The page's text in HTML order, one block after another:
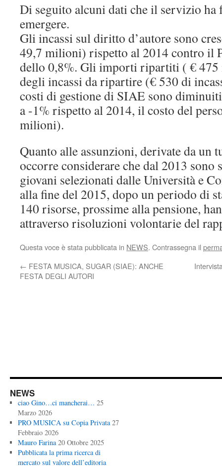
Di seguito alcuni dati che il servizio ha
emergere.
Gli incassi sul diritto d’autore sono
49,7 milioni) rispetto al 2014 contro il
dello 0,8%. Gli importi ripartiti ( €
degli incassi da ripartire (€ 530 di
costi di gestione di SIAE sono
a -1% rispetto al 2014, il costo del
milioni).
Quanto alle assunzioni, derivate da un
occorre considerare che dal 2013 sono
giovani selezionati dalle Università e
alla fine del 2015, dopo un periodo di
140 risorse, prossime alla pensione,
attraverso risoluzioni volontarie del
Questa voce è stata pubblicata in NEWS. Contrassegna il
← FESTA MUSICA, SUGAR (SIAE): ANCHE
FESTA DEGLI AUTORI
NEWS
ciao Gino…ci mancherai… 25
Marzo 2026
PRO MUSICA su Copia Privata 27
Febbraio 2026
Mauro Farina 20 Ottobre 2025
Pubblicata la prima ricerca di
mercato sul valore dell’editoria